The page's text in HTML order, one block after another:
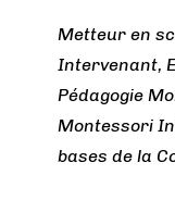
Metteur en
Intervenant,
Pédagogie
Montessori
bases de la